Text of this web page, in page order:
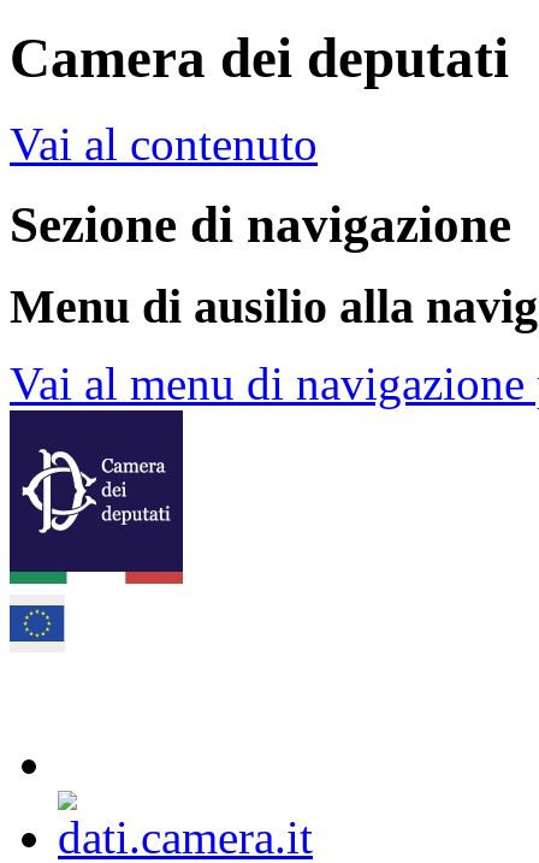
Camera dei deputati
Vai al contenuto
Sezione di navigazione
Menu di ausilio alla
Vai al menu di